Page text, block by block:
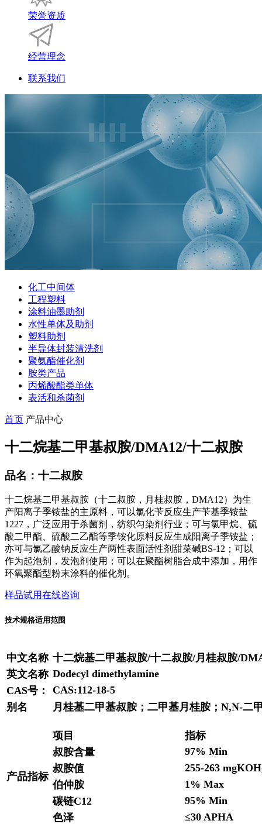
荣誉资质
经营理念
联系我们
化工中间体
工程塑料
涂料油墨助剂
水性单体及助剂
塑料助剂
半导体封装清洗剂
聚氨酯催化剂
胺类产品
丙烯酸酯类单体
表活和杀菌剂
首页 产品中心
十二烷基二甲基叔胺/DMA12/十二叔胺
品名：十二叔胺
十二烷基二甲基叔胺（十二叔胺，月桂叔胺，DMA12）为生
产阳离子季铵盐的主原料，可以氯化苄反应生产苄基季铵盐
1227，广泛应用于杀菌剂，纺织匀染剂行业；可与氯甲烷、硫
酸二甲酯、硫酸二乙酯等季铵化原料反应生成阳离子季铵盐；
亦可与氯乙酸钠反应生产两性表面活性剂甜菜碱BS-12；可以
作为起泡剂，发泡剂使用；可以在聚酯树脂合成中添加，用作
环氧聚酯型粉末涂料的催化剂。
样品试用在线咨询
技术规格适用范围
中文名称 十二烷基二甲基叔胺/十二叔胺/月桂叔胺/
英文名称 Dodecyl dimethylamine
CAS号：
CAS:112-18-5
别名
月桂基二甲基叔胺；二甲基月桂胺；N,N-二
产品指标
项目
指标
叔胺含量
97% Min
叔胺值
255-263
伯仲胺
1% Max
碳链C12
95% Min
色泽
≤30 APHA